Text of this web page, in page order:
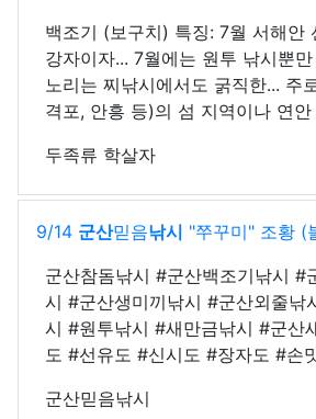
백조기 (보구치) 특징: 7월 서해안
강자이자... 7월에는 원투 낚시뿐
노리는 찌낚시에서도 굵직한... 주
격포, 안흥 등)의 섬 지역이나 연
두족류 학살자
9/14 군산믿음낚시 "쭈꾸미" 조황 (
군산참돔낚시 #군산백조기낚시 #
시 #군산생미끼낚시 #군산외줄낚
시 #원투낚시 #새만금낚시 #군산
도 #선유도 #신시도 #장자도 #손
군산믿음낚시